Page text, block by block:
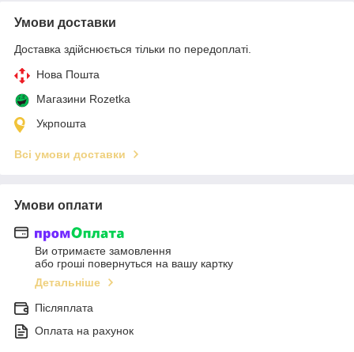
Умови доставки
Доставка здійснюється тільки по передоплаті.
Нова Пошта
Магазини Rozetka
Укрпошта
Всі умови доставки
Умови оплати
Ви отримаєте замовлення
або гроші повернуться на вашу картку
Детальніше
Післяплата
Оплата на рахунок